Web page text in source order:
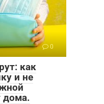
0
как
и не
дома.